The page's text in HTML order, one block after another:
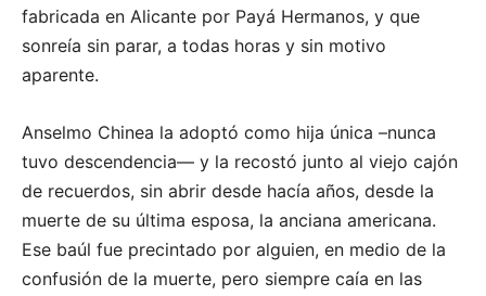
fabricada en Alicante por Payá Hermanos, y que
sonreía sin parar, a todas horas y sin motivo
aparente.
Anselmo Chinea la adoptó como hija única –nunca
tuvo descendencia— y la recostó junto al viejo cajón
de recuerdos, sin abrir desde hacía años, desde la
muerte de su última esposa, la anciana americana.
Ese baúl fue precintado por alguien, en medio de la
confusión de la muerte, pero siempre caía en las